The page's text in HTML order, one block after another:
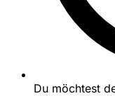
Du möchtest